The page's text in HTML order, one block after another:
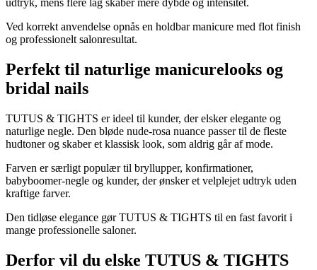
udtryk, mens flere lag skaber mere dybde og intensitet.
Ved korrekt anvendelse opnås en holdbar manicure med flot finish
og professionelt salonresultat.
Perfekt til naturlige manicurelooks og
bridal nails
TUTUS & TIGHTS er ideel til kunder, der elsker elegante og
naturlige negle. Den bløde nude-rosa nuance passer til de fleste
hudtoner og skaber et klassisk look, som aldrig går af mode.
Farven er særligt populær til bryllupper, konfirmationer,
babyboomer-negle og kunder, der ønsker et velplejet udtryk uden
kraftige farver.
Den tidløse elegance gør TUTUS & TIGHTS til en fast favorit i
mange professionelle saloner.
Derfor vil du elske TUTUS & TIGHTS